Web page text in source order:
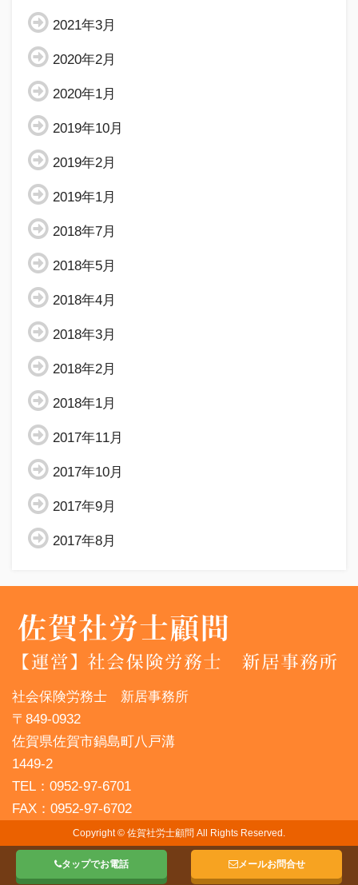
タップでお電話 メールお問合せ
2021年3月
2020年2月
2020年1月
2019年10月
2019年2月
2019年1月
2018年7月
2018年5月
2018年4月
2018年3月
2018年2月
2018年1月
2017年11月
2017年10月
2017年9月
2017年8月
社会保険労務士 新居事務所
〒849-0932
佐賀県佐賀市鍋島町八戸溝
1449-2
TEL：0952-97-6701
FAX：0952-97-6702
Copyright © 佐賀社労士顧問 All Rights Reserved.